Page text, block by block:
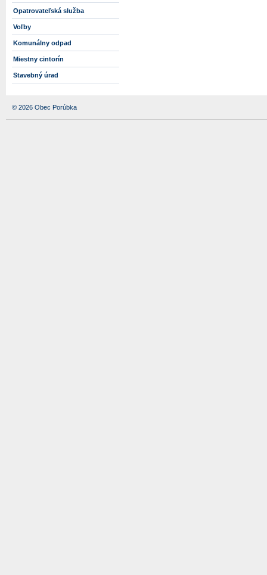
Opatrovateľská služba
Voľby
Komunálny odpad
Miestny cintorín
Stavebný úrad
© 2026 Obec Porúbka